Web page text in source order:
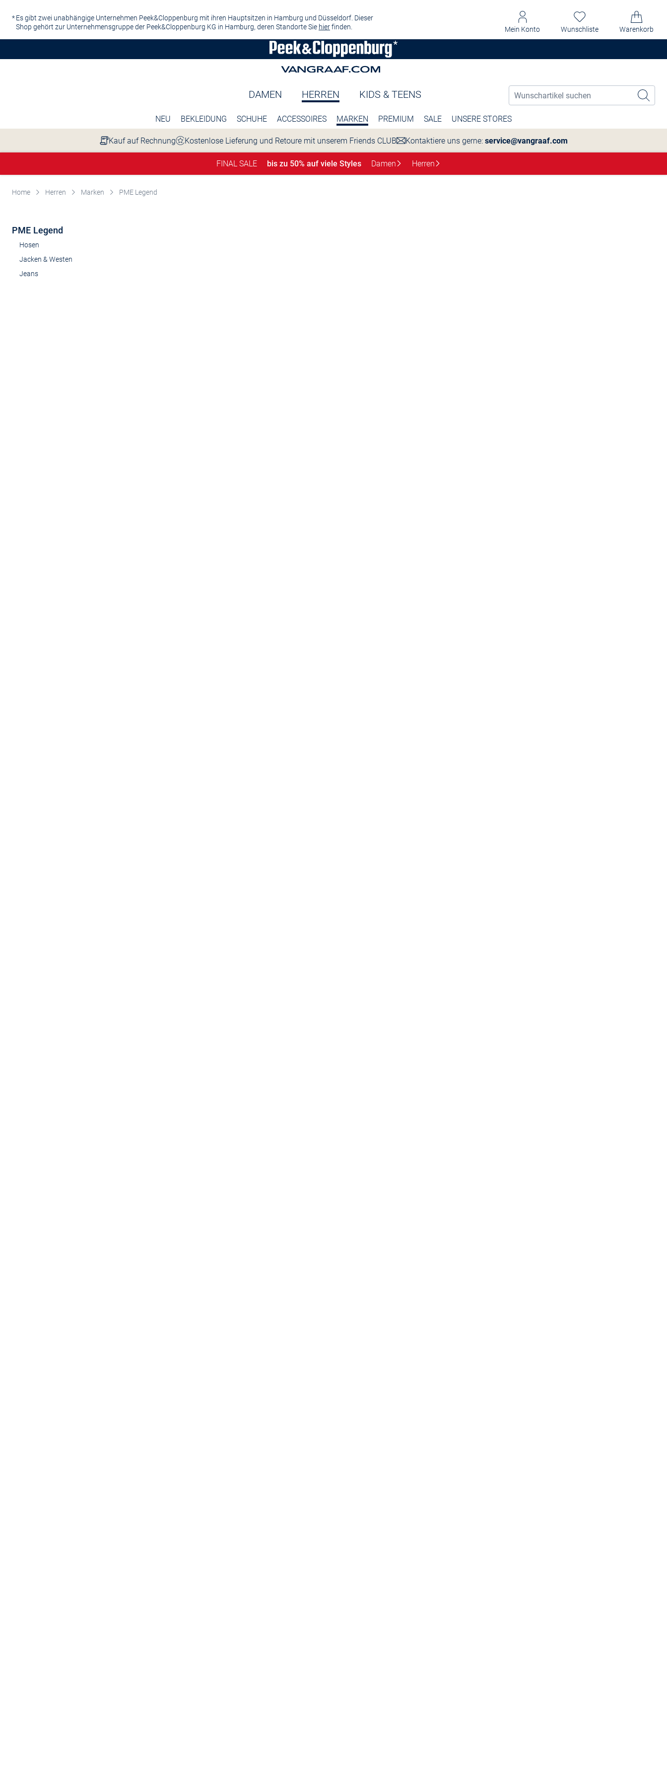
Es gibt zwei unabhängige Unternehmen Peek&Cloppenburg mit ihren Hauptsitzen in Hamburg und Düsseldorf. Dieser
Shop gehört zur Unternehmensgruppe der Peek&Cloppenburg KG in Hamburg, deren Standorte Sie hierfinden. Mein Konto Wunschliste Warenkorb
DAMEN HERREN KIDS & TEENS
NEU BEKLEIDUNG SCHUHE ACCESSOIRES MARKEN PREMIUM SALE UNSERE STORES
Kauf auf Rechnung Kostenlose Lieferung und Retoure mit unserem Friends CLUB Kontaktiere uns gerne: service@vangraaf.com
FINAL SALE bis zu 50% auf viele Styles Damen Herren
Home Herren Marken PME Legend
PME Legend
Hosen
Jacken & Westen
Jeans